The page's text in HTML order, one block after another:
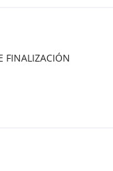
e
FINALIZACIÓN